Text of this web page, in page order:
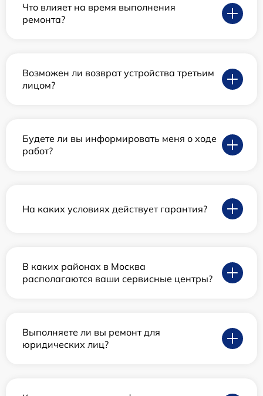
Что влияет на время выполнения
ремонта?
Возможен ли возврат устройства третьим
лицом?
Будете ли вы информировать меня о ходе
работ?
На каких условиях действует гарантия?
В каких районах в Москва
располагаются ваши сервисные центры?
Выполняете ли вы ремонт для
юридических лиц?